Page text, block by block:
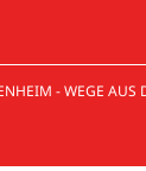
- WEGE AUS